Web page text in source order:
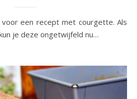
je deze ongetwijfeld nu…